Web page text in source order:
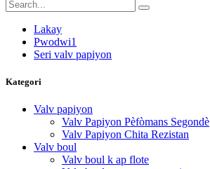
Lakay
Pwodwi1
Seri valv papiyon
Kategori
Valv papiyon
Valv Papiyon Pèfòmans Segondè
Valv Papiyon Chita Rezistan
Valv boul
Valv boul k ap flote